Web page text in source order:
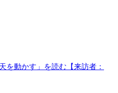
を動かす」を読む【来訪者：